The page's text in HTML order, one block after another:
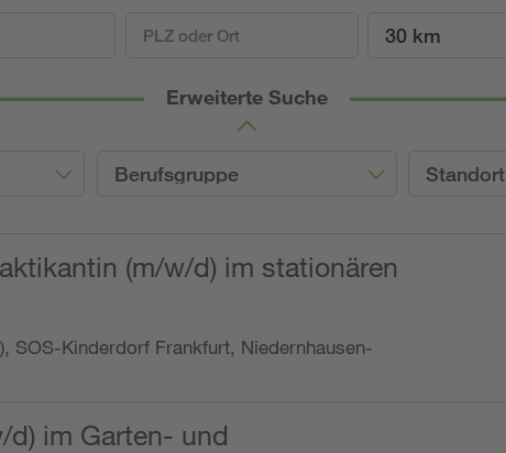
30 km
Erweiterte Suche
Berufsgruppe Standort
(m/w/d) im stationären
SOS-Kinderdorf Frankfurt, Niedernhausen-
im Garten- und